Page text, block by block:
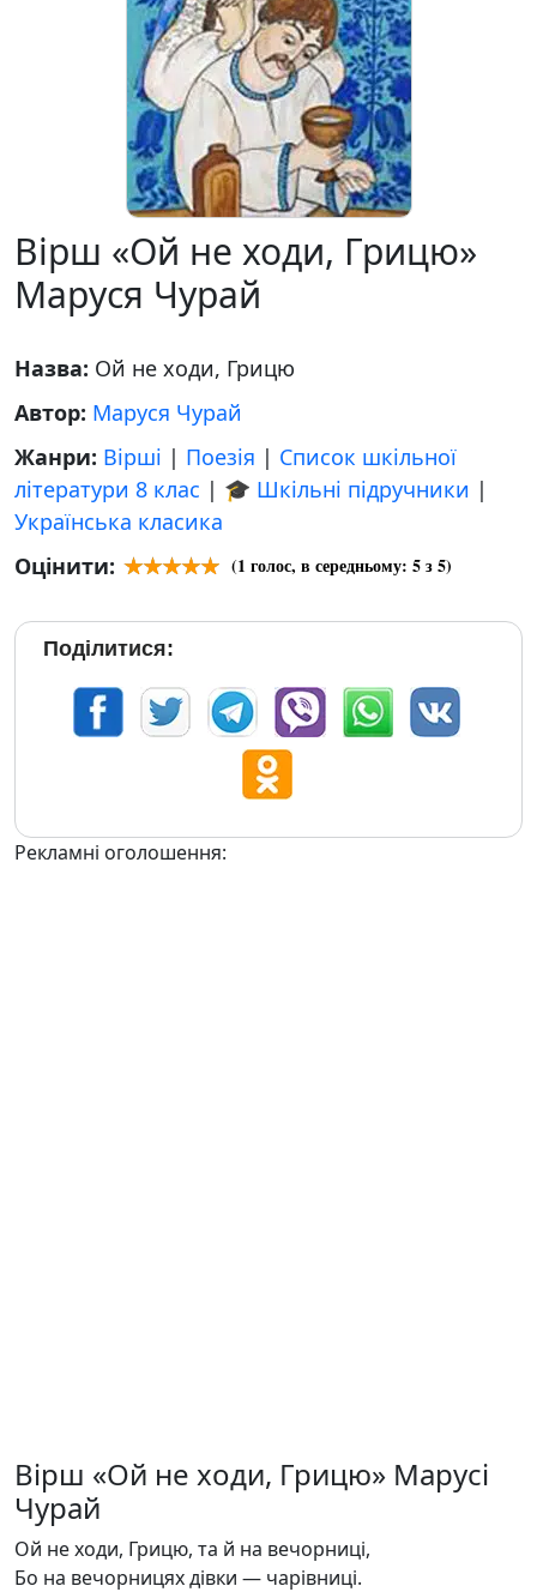
Вірш «Ой не ходи, Грицю»
Маруся Чурай
Назва: Ой не ходи, Грицю
Автор: Маруся Чурай
Жанри: Вірші | Поезія | Список шкільної
літератури 8 клас | 🎓 Шкільні підручники |
Українська класика
Оцінити:
(1 голос, в середньому: 5з 5)
Поділитися:
Рекламні оголошення:
Вірш «Ой не ходи, Грицю» Марусі
Чурай
Ой не ходи, Грицю, та й на вечорниці,
Бо на вечорницях дівки — чарівниці.